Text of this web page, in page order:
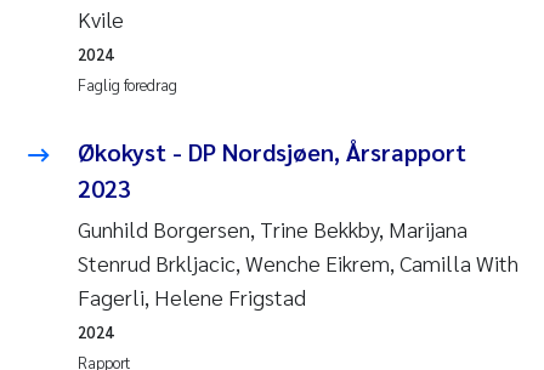
Kvile
Faglig foredrag
2024
Økokyst - DP Nordsjøen, Årsrapport
2023
Gunhild Borgersen, Trine Bekkby, Marijana
Stenrud Brkljacic, Wenche Eikrem, Camilla With
Fagerli, Helene Frigstad
Rapport
2024